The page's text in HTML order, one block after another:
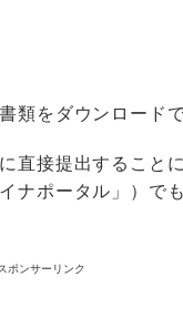
類をダウンロードで
直接提出すること
ナポータル」）で
ポンサーリンク